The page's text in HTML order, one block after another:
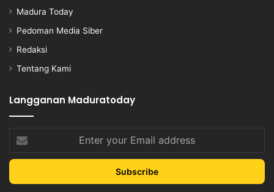
Madura Today
Pedoman Media Siber
Redaksi
Tentang Kami
Langganan Maduratoday
your
Email